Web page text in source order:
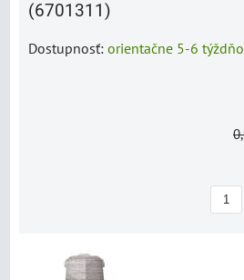
(6701311)
Dostupnosť: orientačne 5-6